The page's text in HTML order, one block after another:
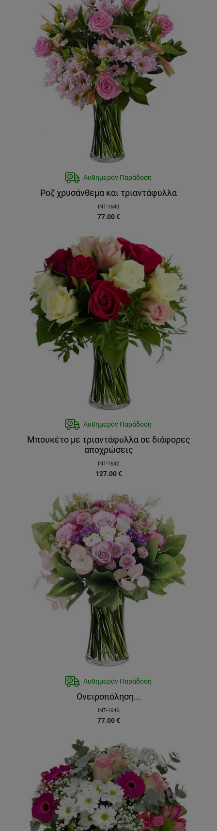
Αυθημερόν Παράδοση
Ροζ χρυσάνθεμα και τριαντάφυλλα
INT-1640
77.00 €
Αυθημερόν Παράδοση
Μπουκέτο με τριαντάφυλλα σε διάφορες
αποχρώσεις
INT-1642
127.00 €
Αυθημερόν Παράδοση
Ονειροπόληση...
INT-1646
77.00 €